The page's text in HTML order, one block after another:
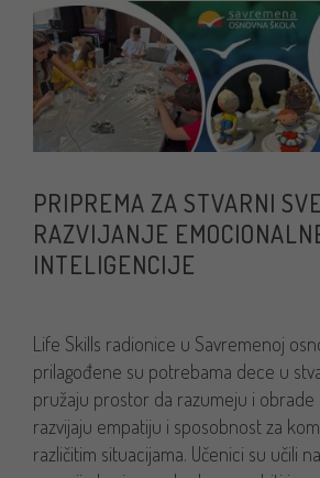
PRIPREMA ZA STVARNI
RAZVIJANJE
INTELIGENCIJE
Life Skills radionice u Savremenoj
prilagođene su potrebama dece u
pružaju prostor da razumeju i obrade
razvijaju empatiju i sposobnost za
različitim situacijama. Učenici su učili